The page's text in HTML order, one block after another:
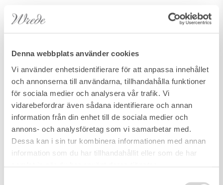
Denna webbplats använder cookies
Vi använder enhetsidentifierare för att anpassa innehållet
och annonserna till användarna, tillhandahålla funktioner
för sociala medier och analysera vår trafik. Vi
vidarebefordrar även sådana identifierare och annan
information från din enhet till de sociala medier och
annons- och analysföretag som vi samarbetar med.
Dessa kan i sin tur kombinera informationen med annan
information som du har tillhandahållit eller som de har